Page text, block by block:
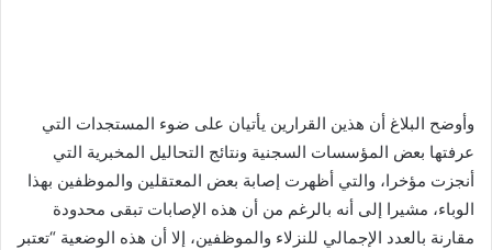
وأوضح البلاغ أن هذين القرارين يأتيان على ضوء المستجدات التي
عرفتها بعض المؤسسات السجنية ونتائج التحاليل المخبرية التي
أنجزت مؤخرا، والتي أظهرت إصابة بعض المعتقلين والموظفين بهذا
الوباء، مشيرا إلى أنه بالرغم من أن هذه الإصابات تبقى محدودة
مقارنة بالعدد الإجمالي للنزلاء والموظفين، إلا أن هذه الوضعية “تعتبر